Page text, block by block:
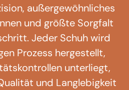
außergewöhnliches
und größte Sorgfalt
Jeder Schuh wird
Prozess hergestellt,
unterliegt,
und Langlebigkeit